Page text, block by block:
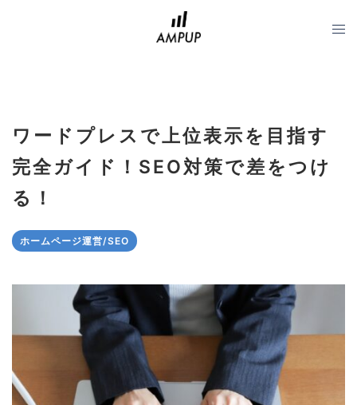
ワードプレスで上位表示を目指す
完全ガイド！SEO対策で差をつけ
る！
ホームページ運営/SEO